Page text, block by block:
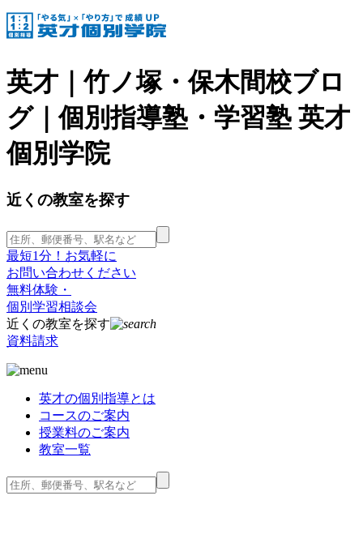
英才｜竹ノ塚・保木間校ブロ
グ｜個別指導塾・学習塾 英才
個別学院
近くの教室を探す
最短1分！お気軽に
お問い合わせください
無料体験・
個別学習相談会
近くの教室を探す
資料請求
英才の個別指導とは
コースのご案内
授業料のご案内
教室一覧